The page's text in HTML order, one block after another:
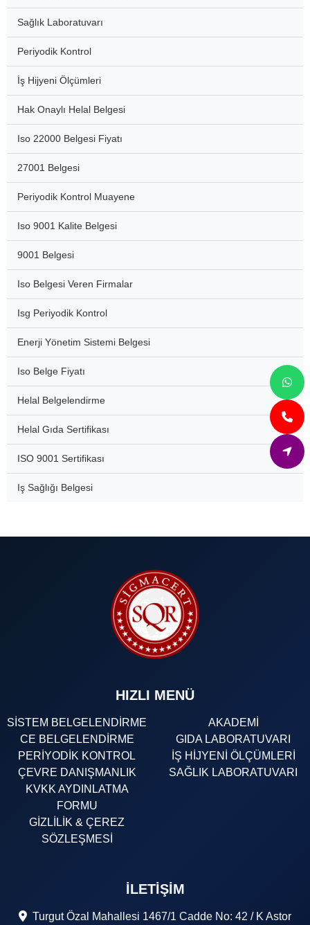
Sağlık Laboratuvarı
Periyodik Kontrol
İş Hijyeni Ölçümleri
Hak Onaylı Helal Belgesi
Iso 22000 Belgesi Fiyatı
27001 Belgesi
Periyodik Kontrol Muayene
Iso 9001 Kalite Belgesi
9001 Belgesi
Iso Belgesi Veren Firmalar
Isg Periyodik Kontrol
Enerji Yönetim Sistemi Belgesi
Iso Belge Fiyatı
Helal Belgelendirme
Helal Gıda Sertifikası
ISO 9001 Sertifikası
Iş Sağlığı Belgesi
HIZLI MENÜ
SİSTEM BELGELENDİRME
CE BELGELENDİRME
PERİYODİK KONTROL
ÇEVRE DANIŞMANLIK
KVKK AYDINLATMA
FORMU
GİZLİLİK & ÇEREZ
SÖZLEŞMESİ
AKADEMİ
GIDA LABORATUVARI
İŞ HİJYENİ ÖLÇÜMLERİ
SAĞLIK LABORATUVARI
İLETIŞIM
Turgut Özal Mahallesi 1467/1 Cadde No: 42 / K Astor